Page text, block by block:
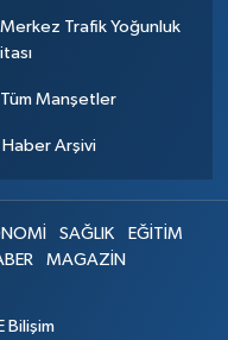
Merkez Trafik Yoğunluk
Tüm Manşetler
Haber Arşivi
SAĞLIK
EĞİTİM
MAGAZİN
Bilişim